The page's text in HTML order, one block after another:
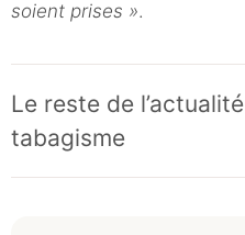
soient prises ».
Le reste de
tabagisme